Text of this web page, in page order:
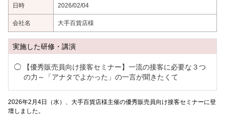
日時 2026/02/04
会社名 大手百貨店様
実施した研修・講演
【優秀販売員向け接客セミナー】一流の接客に必要な３つ
の力～「アナタでよかった」の一言が聞きたくて
2026年2月4日（水）、大手百貨店様主催の優秀販売員向け接客セミナーに登
壇しました。